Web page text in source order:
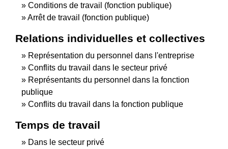
Conditions de travail (fonction publique)
Arrêt de travail (fonction publique)
Relations individuelles et collectives
Représentation du personnel dans l'entreprise
Conflits du travail dans le secteur privé
Représentants du personnel dans la fonction
publique
Conflits du travail dans la fonction publique
Temps de travail
Dans le secteur privé